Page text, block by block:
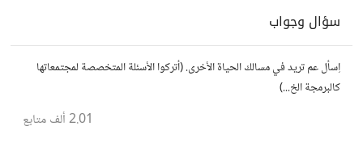
سؤال وجواب
اِسأل عم تريد في مسالك الحياة الأخرى. (أتركوا الأسئلة المتخصصة لمجتمعاتها
كالبرمجة الخ...)
2.01 ألف متابع